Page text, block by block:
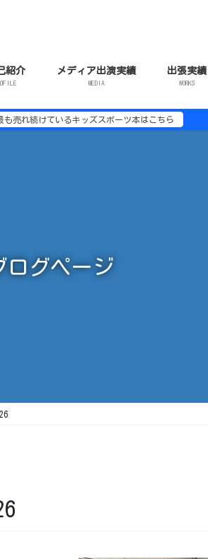
紹介 メディア出演実績
MEDIA
出張実績
WORKS
も売れ続けているキッズスポーツ本はこちら
ログページ